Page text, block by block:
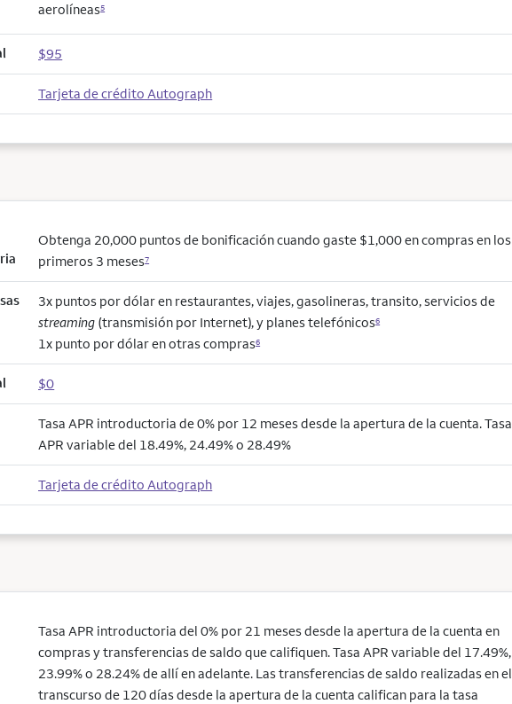
aerolíneas5
$95
Tarjeta de crédito Autograph
Obtenga 20,000 puntos de bonificación cuando gaste $1,000 en compras en los
primeros 3 meses7
3x puntos por dólar en restaurantes, viajes, gasolineras, transito, servicios de
streaming (transmisión por Internet), y planes telefónicos6
1x punto por dólar en otras compras6
$0
Tasa APR introductoria de 0% por 12 meses desde la apertura de la cuenta. Tasa
APR variable del 18.49%, 24.49% o 28.49%
Tarjeta de crédito Autograph
Tasa APR introductoria del 0% por 21 meses desde la apertura de la cuenta en
compras y transferencias de saldo que califiquen. Tasa APR variable del 17.49%,
23.99% o 28.24% de allí en adelante. Las transferencias de saldo realizadas en el
transcurso de 120 días desde la apertura de la cuenta califican para la tasa